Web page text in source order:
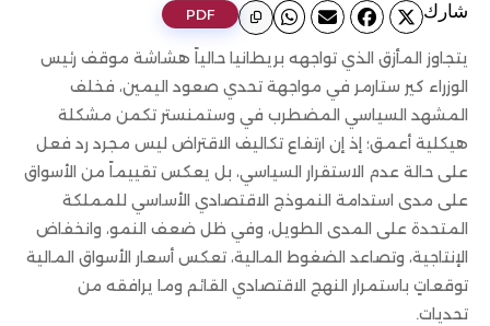
ﺷﺎرك PDF
يتجاوز المأزق الذي تواجهه بريطانيا حالياً هشاشة موقف رئيس
الوزراء كير ستارمر في مواجهة تحدي صعود اليمين، فخلف
المشهد السياسي المضطرب في وستمنستر تكمن مشكلة
هيكلية أعمق؛ إذ إن ارتفاع تكاليف الاقتراض ليس مجرد رد فعل
على حالة عدم الاستقرار السياسي، بل يعكس تقييماً من الأسواق
على مدى استدامة النموذج الاقتصادي الأساسي للمملكة
المتحدة على المدى الطويل، وفي ظل ضعف النمو، وانخفاض
الإنتاجية، وتصاعد الضغوط المالية، تعكس أسعار الأسواق المالية
توقعاتٍ باستمرار النهج الاقتصادي القائم وما يرافقه من
تحديات.